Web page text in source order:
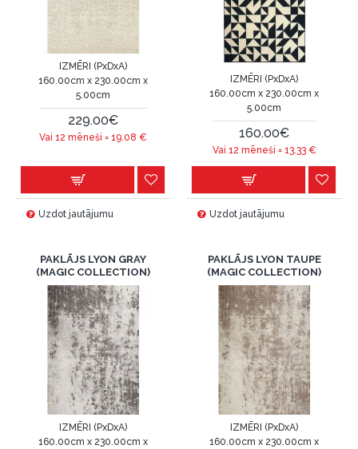
IZMĒRI (PxDxA)
160.00cm x 230.00cm x
5.00cm
229.00€
Vai 12 mēneši =19.08 €
Uzdot jautājumu
IZMĒRI (PxDxA)
160.00cm x 230.00cm x
5.00cm
160.00€
Vai 12 mēneši = 13.33€
Uzdot jautājumu
PAKLĀJS LYON GRAY
(MAGIC COLLECTION)
IZMĒRI (PxDxA)
160.00cm x 230.00cm x
PAKLĀJS LYON TAUPE
(MAGIC COLLECTION)
IZMĒRI (PxDxA)
160.00cm x 230.00cm x